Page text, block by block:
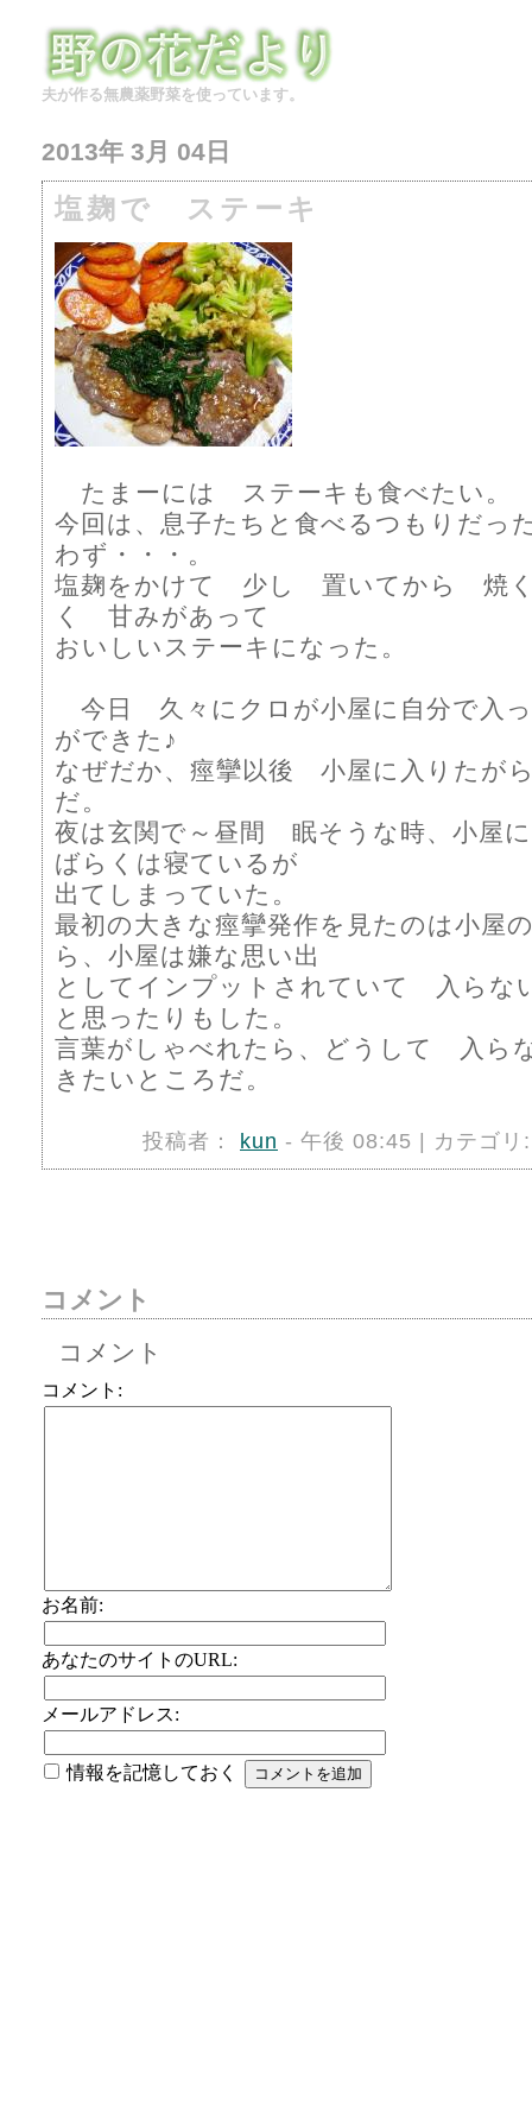
夫が作る無農薬野菜を使っています。
2013年 3月 04日
塩麹で ステーキ
たまーには ステーキも食べたい。
今回は、息子たちと食べるつもりだっ
わず・・・。
塩麹をかけて 少し 置いてから 焼く
く 甘みがあって
おいしいステーキになった。
今日 久々にクロが小屋に自分で入
ができた♪
なぜだか、痙攣以後 小屋に入りたが
だ。
夜は玄関で～昼間 眠そうな時、小屋
ばらくは寝ているが
出てしまっていた。
最初の大きな痙攣発作を見たのは小屋
ら、小屋は嫌な思い出
としてインプットされていて 入らな
と思ったりもした。
言葉がしゃべれたら、どうして 入ら
きたいところだ。
投稿者： kun - 午後 08:45 | カテゴ
コメント
コメント
コメント:
お名前:
あなたのサイトのURL:
メールアドレス:
情報を記憶しておく